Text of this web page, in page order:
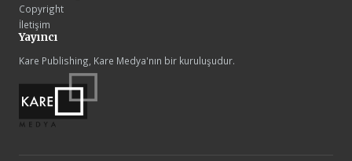
Copyright
İletişim
Yayıncı
Kare Publishing, Kare Medya'nın bir kuruluşudur.